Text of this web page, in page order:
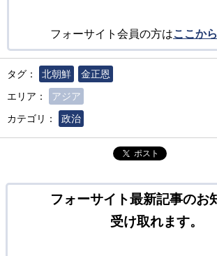
フォーサイト会員の方はここか
タグ： 北朝鮮
金正恩
エリア：
アジア
カテゴリ：
政治
ポスト
フォーサイト最新記事のお
受け取れます。